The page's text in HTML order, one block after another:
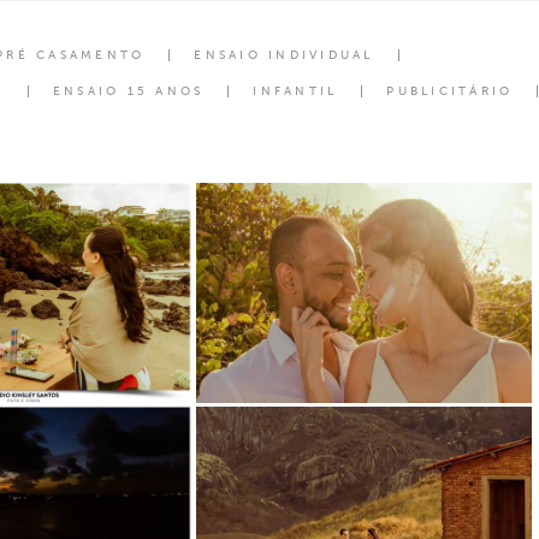
CASAMENTO ENSAIO INDIVIDUAL
ENSAIO 15 ANOS INFANTIL PUBLICITÁRIO